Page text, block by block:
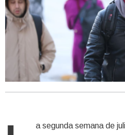
a segunda semana de